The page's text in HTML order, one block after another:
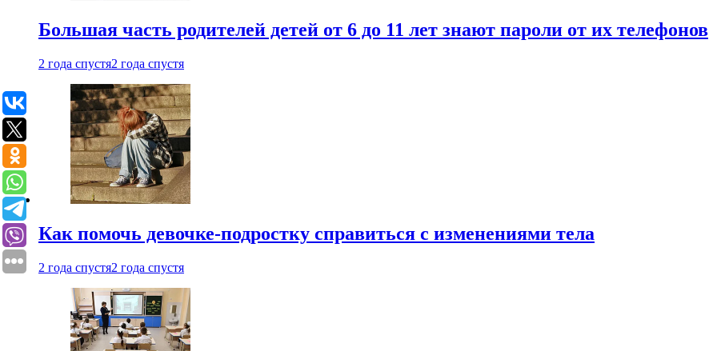
Большая часть родителей детей от 6 до 11 лет знают пароли от их телефонов
2 года спустя2 года спустя
Как помочь девочке-подростку справиться с изменениями тела
2 года спустя2 года спустя